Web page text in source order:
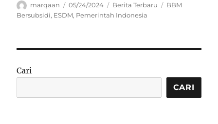
Author
marqaan
Posted
on
05/24/2024 Categories
Berita Terbaru Tags
BBM
Bersubsidi, ESDM, Pemerintah Indonesia
Cari
CARI